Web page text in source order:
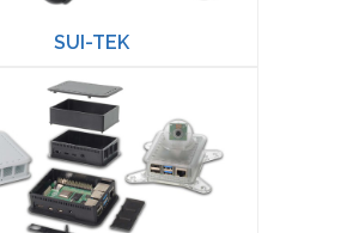
SUI-TEK